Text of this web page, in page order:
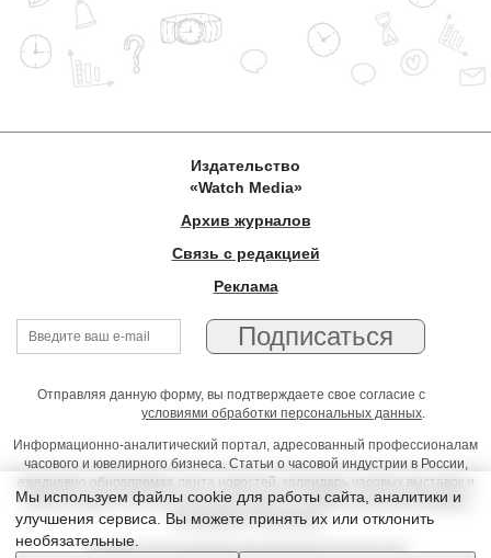
Издательство
«Watch Media»
Архив журналов
Связь с редакцией
Реклама
Отправляя данную форму, вы подтверждаете свое согласие с
условиями обработки персональных данных.
Информационно-аналитический портал, адресованный профессионалам
часового и ювелирного бизнеса. Статьи о часовой индустрии в России,
ежедневно обновляемая лента новостей, календарь часовых выставок и
презентаций, on-line консультации юриста, профессиональный форум
часовщиков и ювелиров
Условия использования материалов Издательства
Мы используем файлы cookie для работы сайта, аналитики и
улучшения сервиса. Вы можете принять их или отклонить
необязательные.